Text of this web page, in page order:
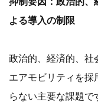
よる導入の制限
政治的、経済的、社
エアモビリティを採
らない主要な課題で